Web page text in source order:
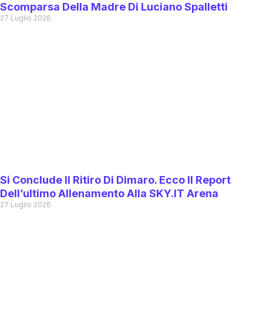
Scomparsa Della Madre Di Luciano Spalletti
27 Luglio 2026
Si Conclude Il Ritiro Di Dimaro. Ecco Il Report
Dell’ultimo Allenamento Alla SKY.IT Arena
27 Luglio 2026